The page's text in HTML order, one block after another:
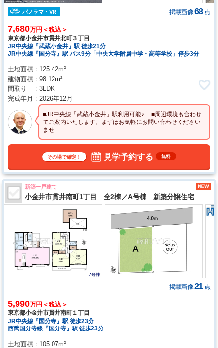
パノラマ・VR 掲載画像68 点
7,680万円＜税込＞
東京都小金井市貫井北町３丁目
JR中央線『武蔵小金井』駅 徒歩21分
JR中央線『国分寺』駅 バス9分「中央大学附属中学・高等学校」停歩3分
土地面積
125.42m²
建物面積
98.12m²
間取り
3LDK
完成年月
2026年12月
■JR中央線「武蔵小金井」駅利用可能♪ ■周辺環境も合わせ
てご案内いたします。まずはお気軽にお問い合わせください
ませ
その場で確定！ 見学予約する 無料
新築一戸建て
小金井市貫井南町1丁目 全2棟／A号棟 新築分譲住宅
掲載画像21 点
5,990万円＜税込＞
東京都小金井市貫井南町１丁目
JR中央線『国分寺』駅 徒歩23分
西武国分寺線『国分寺』駅 徒歩23分
土地面積
105.07m²